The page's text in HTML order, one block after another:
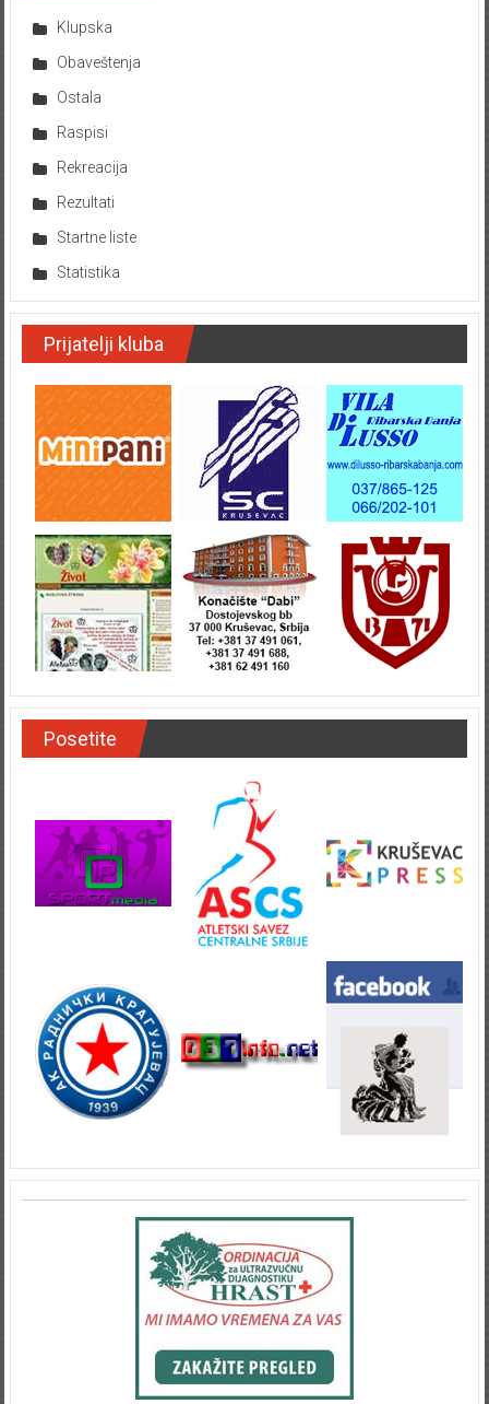
Klupska
Obaveštenja
Ostala
Raspisi
Rekreacija
Rezultati
Startne liste
Statistika
Prijatelji kluba
Posetite